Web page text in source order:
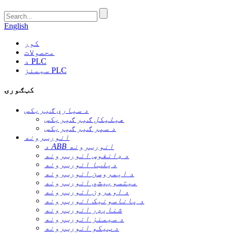
English
کور
محصولات
د PLC
سیمنز PLC
کټګورۍ
د سیارې ګیربکس
هیلیکل ګیر ګیربکس
د سپر ګیر ګیربکس
انورټرونه
د ABB انورټرونه
د ډانفوس انورټرونه
دیلټا انورټرونه
د ایمروسن انورټرونه
میتسوبیشي انورټرونه
د اومرون انورټرونه
د پاناسونیک انورټرونه
شنایډر انورټرونه
د سیمنز انورټرونه
د ټیکو انورټرونه